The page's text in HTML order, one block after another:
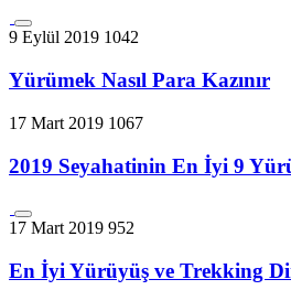
9 Eylül 2019 1042
Yürümek Nasıl Para Kazınır
17 Mart 2019 1067
2019 Seyahatinin En İyi 9
17 Mart 2019 952
En İyi Yürüyüş ve Trekking